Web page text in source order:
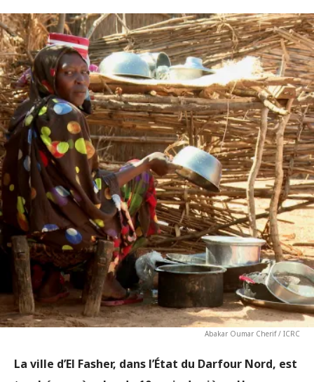
Abakar Oumar Cherif / ICRC
La ville d’El Fasher, dans l’État du Darfour Nord, est